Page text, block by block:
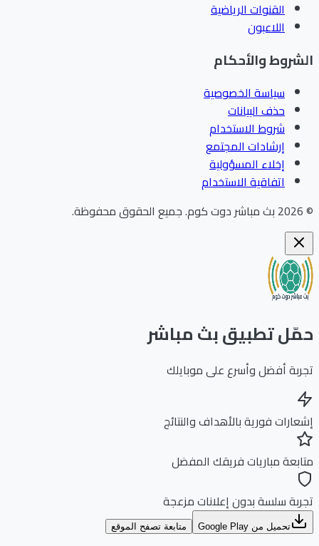
القنوات الرياضية
اللاعبون
والأحكام
سياسة الخصوصية
حذف البيانات
شروط الاستخدام
إرشادات المجتمع
إخلاء المسؤولية
اتفاقية الاستخدام
بث مباشر دوت كوم.جميع الحقوق محفوظة.
تطبيق بث مباشر
أفضل وأسرع على موبايلك
فورية بالأهداف والنتائج
مباريات فريقك المفضل
سلسة بدون إعلانات مزعجة
تحميل من Google Play متابعة تصفح الموقع